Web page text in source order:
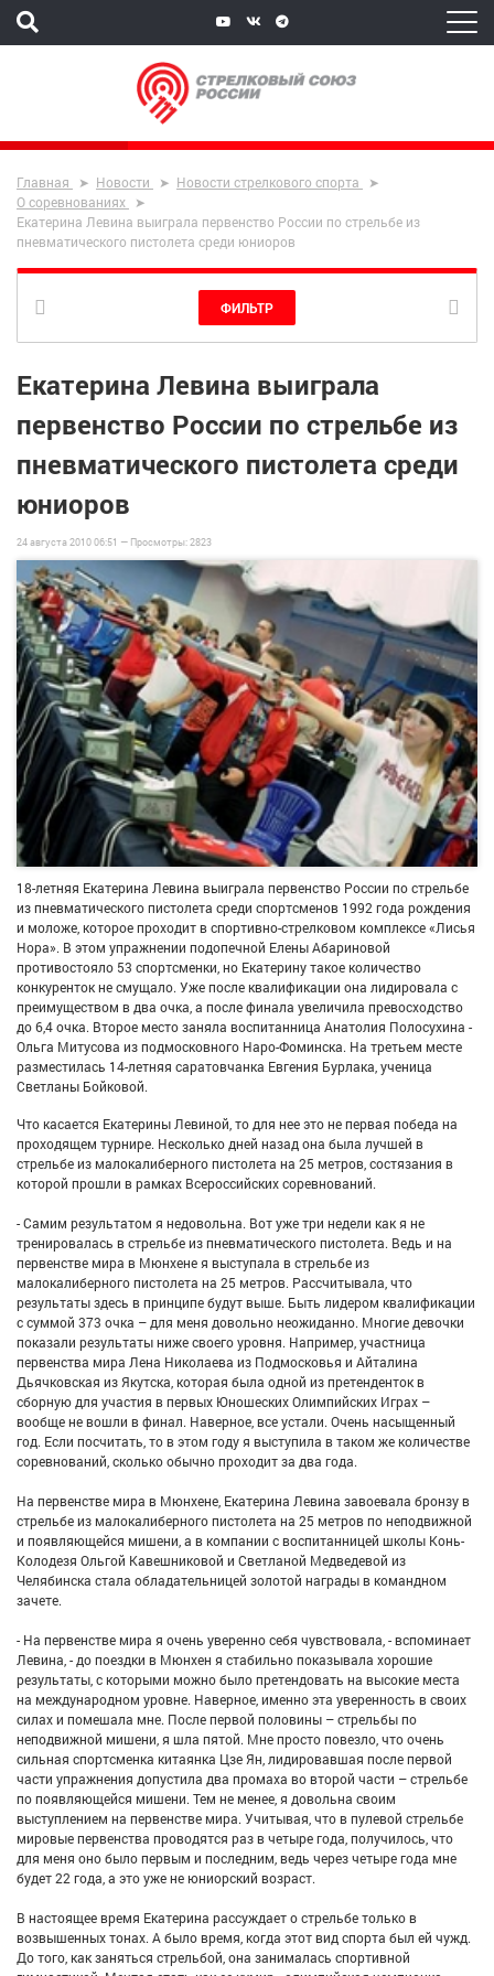
Главная Новости
Новости стрелкового спорта
О соревнованиях
Екатерина Левина выиграла первенство России по стрельбе из
пневматического пистолета среди юниоров
ФИЛЬТР
Екатерина Левина выиграла
первенство России по стрельбе из
пневматического пистолета среди
юниоров
24 августа 2010 06:51 — Просмотры:2823
18-летняя Екатерина Левина выиграла первенство России по стрельбе
из пневматического пистолета среди спортсменов 1992 года рождения
и моложе, которое проходит в спортивно-стрелковом комплексе «Лисья
Нора». В этом упражнении подопечной Елены Абариновой
противостояло 53 спортсменки, но Екатерину такое количество
конкуренток не смущало. Уже после квалификации она лидировала с
преимуществом в два очка, а после финала увеличила превосходство
до 6,4 очка. Второе место заняла воспитанница Анатолия Полосухина -
Ольга Митусова из подмосковного Наро-Фоминска. На третьем месте
разместилась 14-летняя саратовчанка Евгения Бурлака, ученица
Светланы Бойковой.
Что касается Екатерины Левиной, то для нее это не первая победа на
проходящем турнире. Несколько дней назад она была лучшей в
стрельбе из малокалиберного пистолета на 25 метров, состязания в
которой прошли в рамках Всероссийских соревнований.
- Самим результатом я недовольна. Вот уже три недели как я не
тренировалась в стрельбе из пневматического пистолета. Ведь и на
первенстве мира в Мюнхене я выступала в стрельбе из
малокалиберного пистолета на 25 метров. Рассчитывала, что
результаты здесь в принципе будут выше. Быть лидером квалификации
с суммой 373 очка – для меня довольно неожиданно. Многие девочки
показали результаты ниже своего уровня. Например, участница
первенства мира Лена Николаева из Подмосковья и Айталина
Дьячковская из Якутска, которая была одной из претенденток в
сборную для участия в первых Юношеских Олимпийских Играх –
вообще не вошли в финал. Наверное, все устали. Очень насыщенный
год. Если посчитать, то в этом году я выступила в таком же количестве
соревнований, сколько обычно проходит за два года.
На первенстве мира в Мюнхене, Екатерина Левина завоевала бронзу в
стрельбе из малокалиберного пистолета на 25 метров по неподвижной
и появляющейся мишени, а в компании с воспитанницей школы Конь-
Колодезя Ольгой Кавешниковой и Светланой Медведевой из
Челябинска стала обладательницей золотой награды в командном
зачете.
- На первенстве мира я очень уверенно себя чувствовала, - вспоминает
Левина, - до поездки в Мюнхен я стабильно показывала хорошие
результаты, с которыми можно было претендовать на высокие места
на международном уровне. Наверное, именно эта уверенность в своих
силах и помешала мне. После первой половины – стрельбы по
неподвижной мишени, я шла пятой. Мне просто повезло, что очень
сильная спортсменка китаянка Цзе Ян, лидировавшая после первой
части упражнения допустила два промаха во второй части – стрельбе
по появляющейся мишени. Тем не менее, я довольна своим
выступлением на первенстве мира. Учитывая, что в пулевой стрельбе
мировые первенства проводятся раз в четыре года, получилось, что
для меня оно было первым и последним, ведь через четыре года мне
будет 22 года, а это уже не юниорский возраст.
В настоящее время Екатерина рассуждает о стрельбе только в
возвышенных тонах. А было время, когда этот вид спорта был ей чужд.
До того, как заняться стрельбой, она занималась спортивной